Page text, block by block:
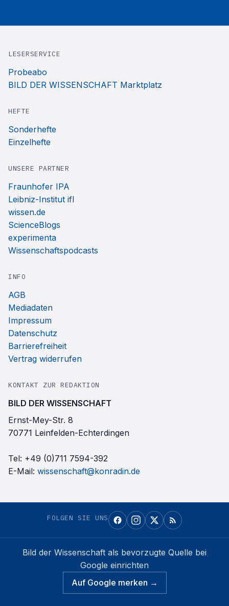
LESERSERVICE
Probeabo
BILD DER WISSENSCHAFT Marktplatz
HEFTE
Sonderhefte
Einzelhefte
UNSERE PARTNER
Fraunhofer IPA
Leibniz-Institut ifl
wissen.de
ScienceBlogs
experimenta
Wissenschaftspodcasts
INFO
AGB
Mediadaten
Impressum
Datenschutz
Barrierefreiheit
Vertrag widerrufen
KONTAKT ZUR REDAKTION
BILD DER WISSENSCHAFT
Ernst-Mey-Str. 8
70771 Leinfelden-Echterdingen
Tel: +49 (0)711 7594-392
E-Mail: wissenschaft@konradin.de
FOLGEN SIE UNS
Bild der Wissenschaft als bevorzugte Quelle bei
Google einrichten
Auf Google merken →